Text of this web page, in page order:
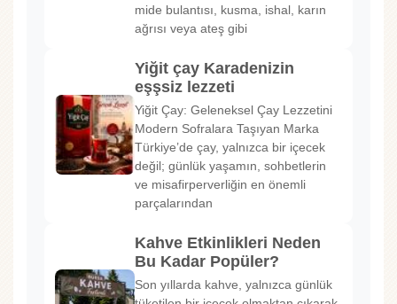
mide bulantısı, kusma, ishal, karın
ağrısı veya ateş gibi
Yiğit çay Karadenizin
eşşsiz lezzeti
Yiğit Çay: Geleneksel Çay Lezzetini
Modern Sofralara Taşıyan Marka
Türkiye’de çay, yalnızca bir içecek
değil; günlük yaşamın, sohbetlerin
ve misafirperverliğin en önemli
parçalarından
Kahve Etkinlikleri Neden
Bu Kadar Popüler?
Son yıllarda kahve, yalnızca günlük